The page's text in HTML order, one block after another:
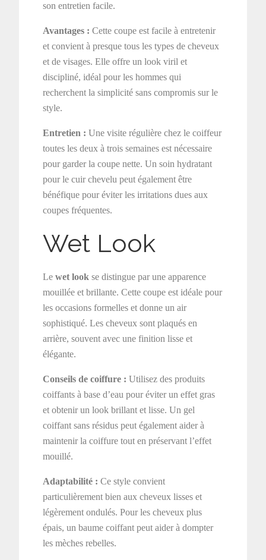
son entretien facile.
Avantages : Cette coupe est facile à entretenir
et convient à presque tous les types de cheveux
et de visages. Elle offre un look viril et
discipliné, idéal pour les hommes qui
recherchent la simplicité sans compromis sur le
style.
Entretien : Une visite régulière chez le coiffeur
toutes les deux à trois semaines est nécessaire
pour garder la coupe nette. Un soin hydratant
pour le cuir chevelu peut également être
bénéfique pour éviter les irritations dues aux
coupes fréquentes.
Wet Look
Lewet look se distingue par une apparence
mouillée et brillante. Cette coupe est idéale pour
les occasions formelles et donne un air
sophistiqué. Les cheveux sont plaqués en
arrière, souvent avec une finition lisse et
élégante.
Conseils de coiffure : Utilisez des produits
coiffants à base d’eau pour éviter un effet gras
et obtenir un look brillant et lisse. Un gel
coiffant sans résidus peut également aider à
maintenir la coiffure tout en préservant l’effet
mouillé.
Adaptabilité : Ce style convient
particulièrement bien aux cheveux lisses et
légèrement ondulés. Pour les cheveux plus
épais, un baume coiffant peut aider à dompter
les mèches rebelles.